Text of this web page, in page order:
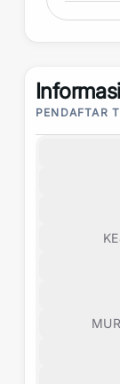
PENDAFTAR